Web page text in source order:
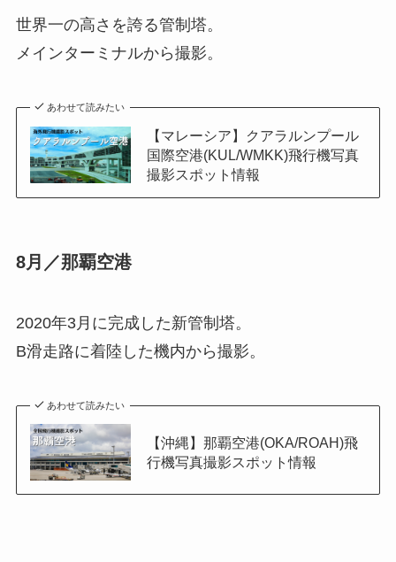
世界一の高さを誇る管制塔。
メインターミナルから撮影。
あわせて読みたい
【マレーシア】クアラルンプール
国際空港(KUL/WMKK)飛行機写真
撮影スポット情報
8月／那覇空港
2020年3月に完成した新管制塔。
B滑走路に着陸した機内から撮影。
あわせて読みたい
【沖縄】那覇空港(OKA/ROAH)飛
行機写真撮影スポット情報